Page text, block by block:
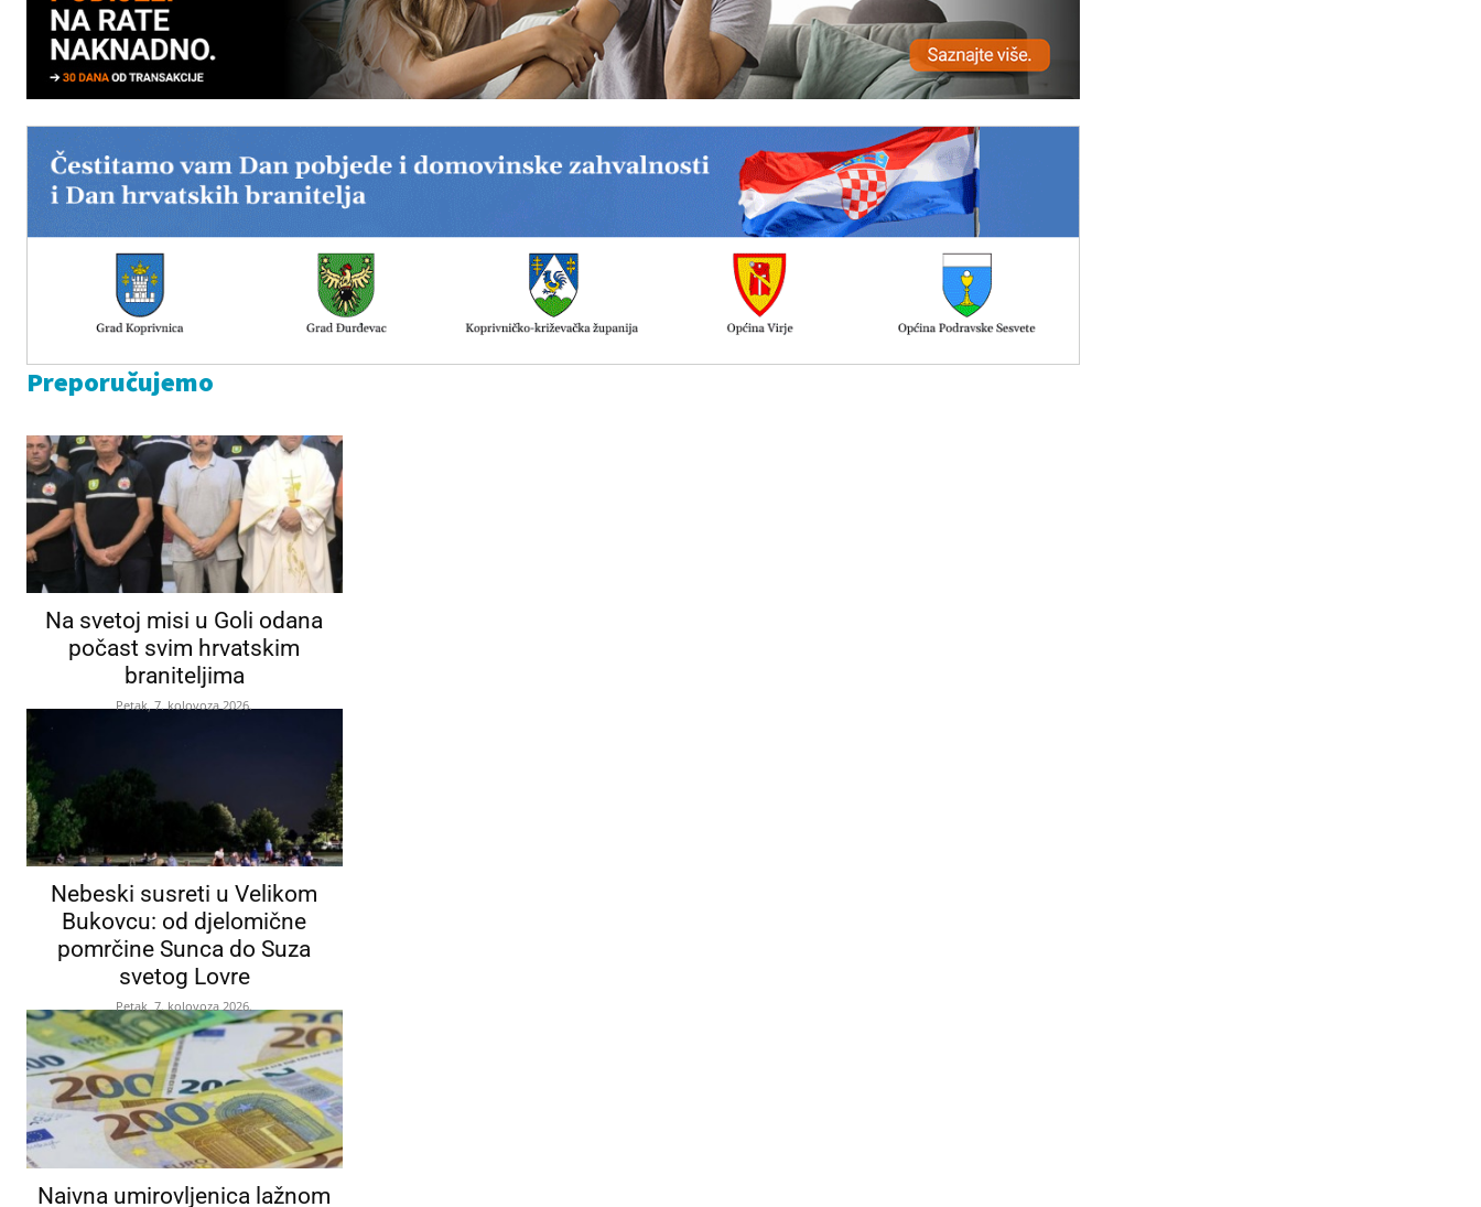
Preporučujemo
Na svetoj misi u Goli odana
počast svim hrvatskim
braniteljima
Petak, 7. kolovoza 2026.
Nebeski susreti u Velikom
Bukovcu: od djelomične
pomrčine Sunca do Suza
svetog Lovre
Petak, 7. kolovoza 2026.
Naivna umirovljenica lažnom